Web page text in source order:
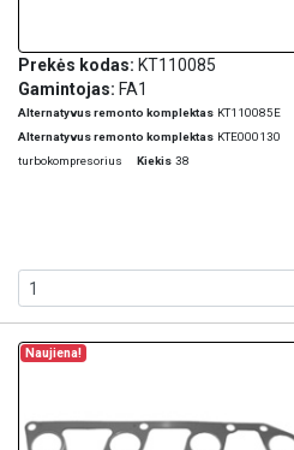
Prekės kodas: KT110085
Gamintojas: FA1
Alternatyvus remonto komplektas KT110085E
Alternatyvus remonto komplektas KTE000130
turbokompresorius
Kiekis 38
Naujiena!